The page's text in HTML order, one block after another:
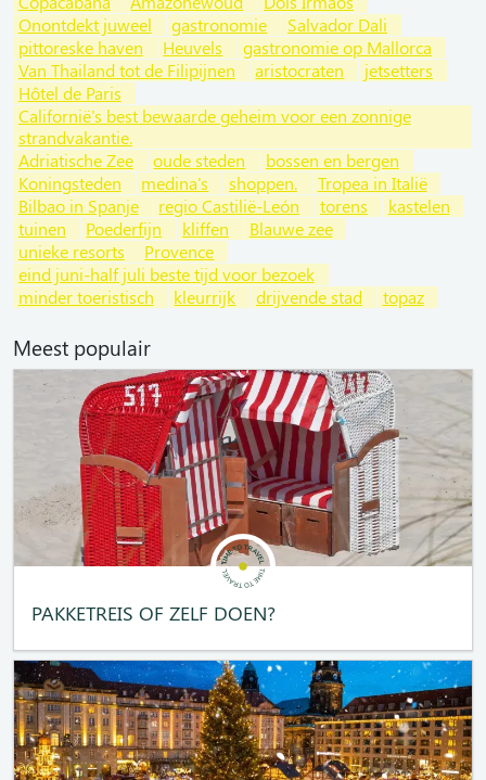
Onontdekt juweel
gastronomie
Salvador Dali
pittoreske haven
Heuvels
gastronomie op Mallorca
Van Thailand tot de Filipijnen
aristocraten
jetsetters
Hôtel de Paris
Californië's best bewaarde geheim voor een zonnige
strandvakantie.
Adriatische Zee
oude steden
bossen en bergen
Koningsteden
medina's shoppen.
Tropea in Italië
Bilbao in Spanje
regio Castilië-León torens
kastelen
tuinen
Poederfijn kliffen
Blauwe zee
unieke resorts
Provence
eind juni-half juli beste tijd voor bezoek
minder toeristisch
kleurrijk drijvende stad topaz
Meest populair
PAKKETREIS OF ZELF DOEN?